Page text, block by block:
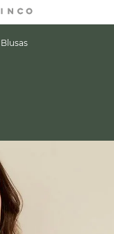
SHOPPER.